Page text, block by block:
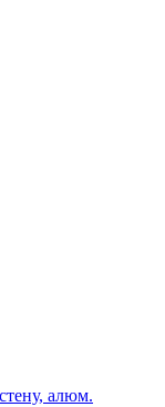
алюм.